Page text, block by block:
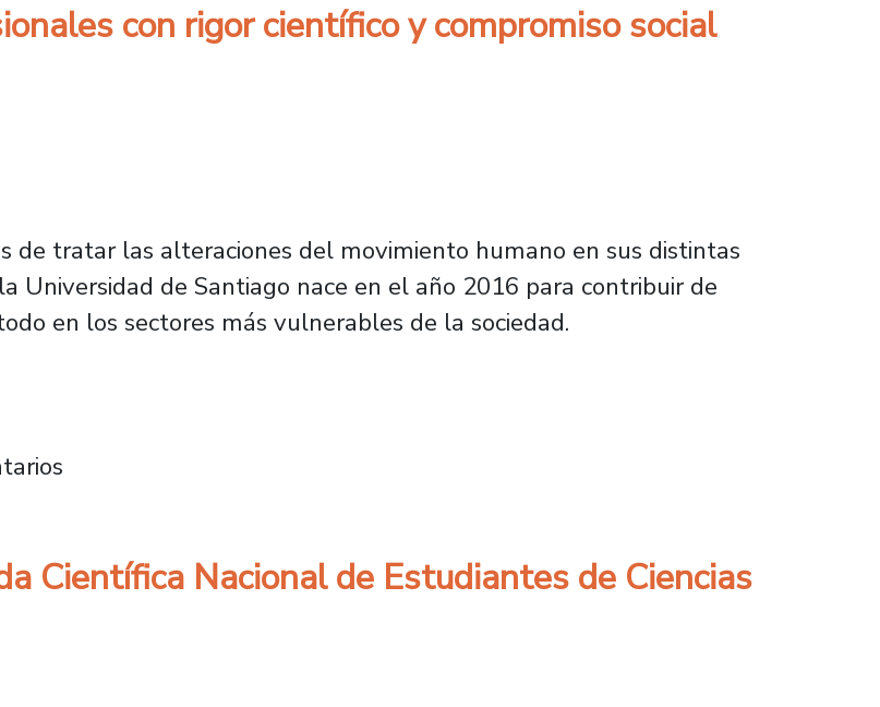
con rigor científico y compromiso social
de tratar las alteraciones del movimiento humano en sus distintas
Universidad de Santiago nace en el año 2016 para contribuir de
en los sectores más vulnerables de la sociedad.
con rigor científico y compromiso social
Científica Nacional de Estudiantes de Ciencias